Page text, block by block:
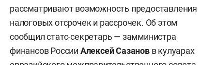
рассматривают возможность предоставления
налоговых отсрочек и рассрочек. Об этом
сообщил статс-секретарь — замминистра
финансов России Алексей Сазановв кулуарах